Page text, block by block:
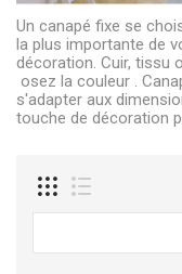
Un canapé fixe se
la plus importante de
décoration. Cuir, tissu
osez la couleur .
s'adapter aux
touche de décoration